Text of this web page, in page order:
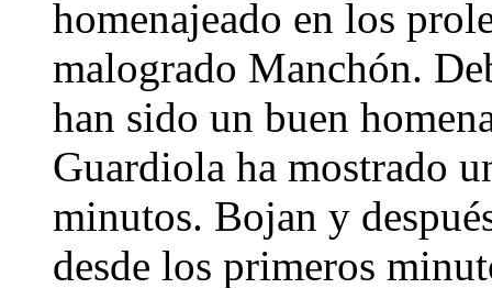
homenajeado en los
malogrado Manchón.
han sido un buen
Guardiola ha mostrado
minutos. Bojan y
desde los primeros